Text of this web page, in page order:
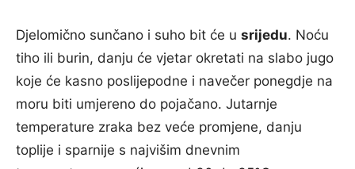
Djelomično sunčano i suho bit će u srijedu. Noću
tiho ili burin, danju će vjetar okretati na slabo jugo
koje će kasno poslijepodne i navečer ponegdje na
moru biti umjereno do pojačano. Jutarnje
temperature zraka bez veće promjene, danju
toplije i sparnije s najvišim dnevnim